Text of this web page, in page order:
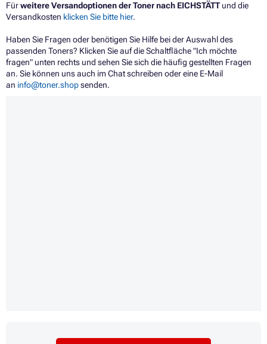
Fürweitere Versandoptionen der Toner nach EICHSTÄTTund die
Versandkosten klicken Sie bitte hier.
Haben Sie Fragen oder benötigen Sie Hilfe bei der Auswahl des
passenden Toners? Klicken Sie auf die Schaltfläche "Ich möchte
fragen" unten rechts und sehen Sie sich die häufig gestellten Fragen
an. Sie können uns auch im Chat schreiben oder eine E-Mail
an info@toner.shopsenden.